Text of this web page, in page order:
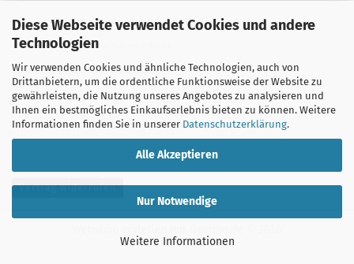
Diese Webseite verwendet Cookies und andere
Technologien
Wir verwenden Cookies und ähnliche Technologien, auch von
Drittanbietern, um die ordentliche Funktionsweise der Website zu
gewährleisten, die Nutzung unseres Angebotes zu analysieren und
Ihnen ein bestmögliches Einkaufserlebnis bieten zu können. Weitere
Informationen finden Sie in unserer Datenschutzerklärung.
Alle Akzeptieren
Nur Notwendige
Weitere Informationen
der Beschreibung der Teile und stellt in keinem Fall eine direkte
Verbindung zu dem Unternehmen "Volkswagen" her/da.
Die Beschreibungen, Zeichnungen und Angaben zur
Verwendung sind sorgfältig überprüft worden.
Vertrag widerrufen